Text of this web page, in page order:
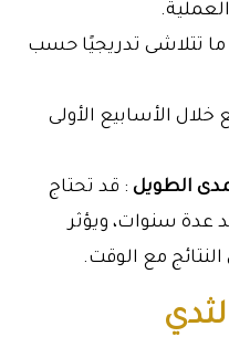
ما تتلاشى تدريجيًا حسب
خلال الأسابيع الأولى
الطويل : قد تحتاج
عدة سنوات، ويؤثر
مع الوقت.